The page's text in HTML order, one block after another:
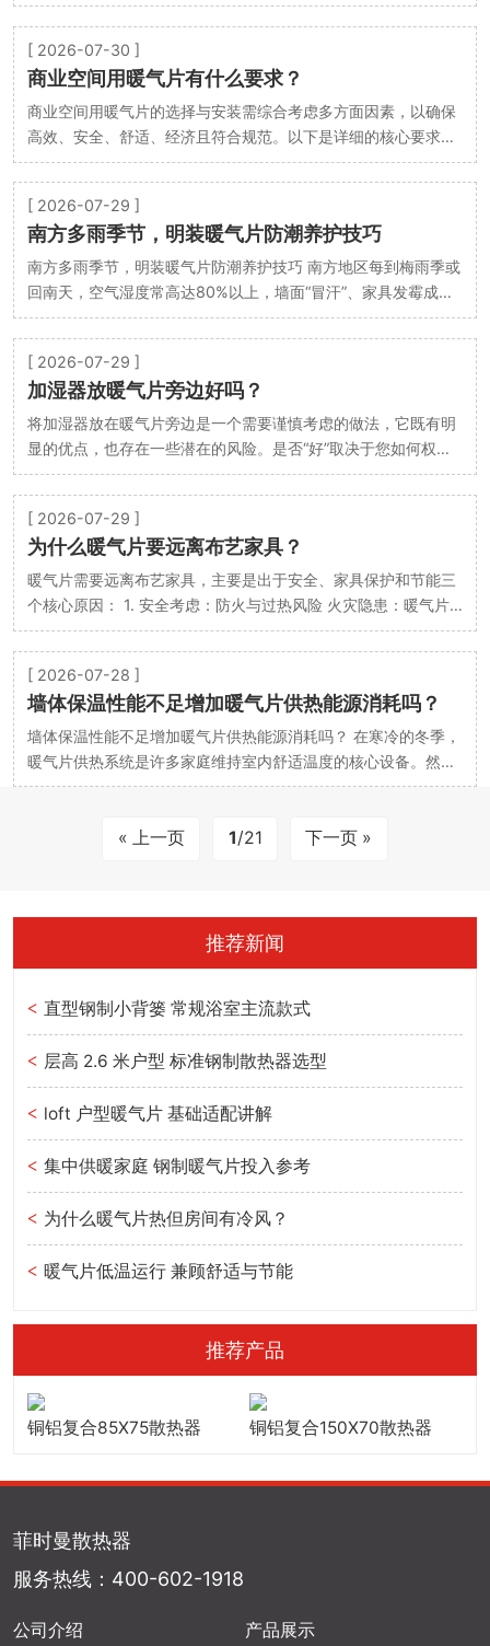
的核心步骤。绝对不能省略。 以下是详细的解释…
[ 2026-07-30 ]
商业空间用暖气片有什么要求？
商业空间用暖气片的选择与安装需综合考虑多方面因素，以确保
高效、安全、舒适、经济且符合规范。以下是详细的核心要求：
一、 热工性能与能效要求 热负荷计算精准： …
[ 2026-07-29 ]
南方多雨季节，明装暖气片防潮养护技巧
南方多雨季节，明装暖气片防潮养护技巧 南方地区每到梅雨季或
回南天，空气湿度常高达80%以上，墙面“冒汗”、家具发霉成了
常态。对于已经安装了明装暖气片的家庭而言，…
[ 2026-07-29 ]
加湿器放暖气片旁边好吗？
将加湿器放在暖气片旁边是一个需要谨慎考虑的做法，它既有明
显的优点，也存在一些潜在的风险。是否“好”取决于您如何权衡
利弊并采取正确的措施。 优点（为什么有人会这…
[ 2026-07-29 ]
为什么暖气片要远离布艺家具？
暖气片需要远离布艺家具，主要是出于安全、家具保护和节能三
个核心原因： 1. 安全考虑：防火与过热风险 火灾隐患：暖气片
表面温度较高（通常可达50-80℃甚至更高），长…
[ 2026-07-28 ]
墙体保温性能不足增加暖气片供热能源消耗吗？
墙体保温性能不足增加暖气片供热能源消耗吗？ 在寒冷的冬季，
暖气片供热系统是许多家庭维持室内舒适温度的核心设备。然
而，不少用户发现，即使暖气片持续运行，室内温度…
« 上一页 1/21 下一页 »
推荐新闻
< 直型钢制小背篓 常规浴室主流款式
< 层高 2.6 米户型 标准钢制散热器选型
< loft 户型暖气片 基础适配讲解
< 集中供暖家庭 钢制暖气片投入参考
< 为什么暖气片热但房间有冷风？
< 暖气片低温运行 兼顾舒适与节能
推荐产品
铜铝复合85X75散热器 铜铝复合150X70散热器
菲时曼散热器
服务热线：400-602-1918
公司介绍 产品展示